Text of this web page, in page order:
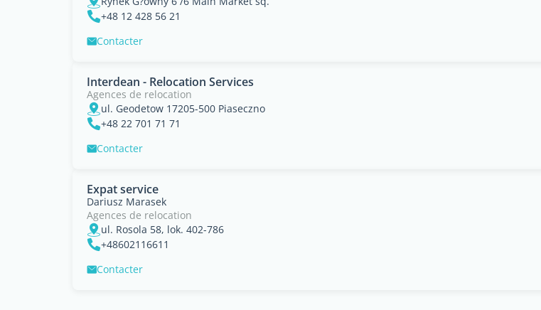
+48 12 428 56 21
Contacter
Interdean - Relocation Services
Agences de relocation
ul. Geodetow 17205-500 Piaseczno
+48 22 701 71 71
Contacter
Expat service
Dariusz Marasek
Agences de relocation
ul. Rosola 58, lok. 402-786
+48602116611
Contacter